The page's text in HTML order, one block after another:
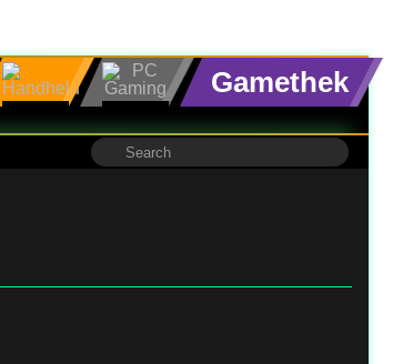
Gamethek